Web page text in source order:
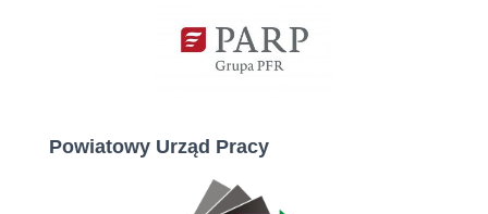
Powiatowy Urząd Pracy